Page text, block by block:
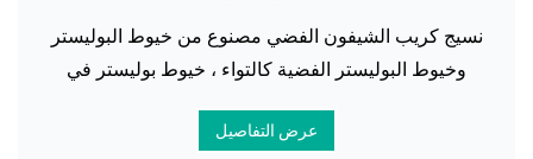
نسيج كريب الشيفون الفضي مصنوع من خيوط البوليستر
وخيوط البوليستر الفضية كالتواء ، خيوط بوليستر في
نفث الماء. النسيج النهائي له ش
عرض التفاصيل